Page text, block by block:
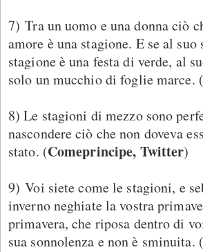
7) Tra un uomo e una donna ciò
amore è una stagione. E se al suo
stagione è una festa di verde, al
solo un mucchio di foglie marce. (
8) Le stagioni di mezzo sono
nascondere ciò che non doveva
stato. (Comeprincipe, Twitter)
9) Voi siete come le stagioni, e
inverno neghiate la vostra
primavera, che riposa dentro di
sua sonnolenza e non è sminuita. (